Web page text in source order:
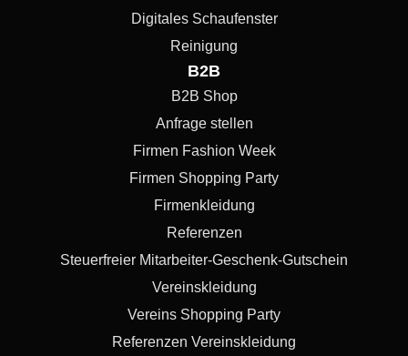
Digitales Schaufenster
Reinigung
B2B
B2B Shop
Anfrage stellen
Firmen Fashion Week
Firmen Shopping Party
Firmenkleidung
Referenzen
Steuerfreier Mitarbeiter-Geschenk-Gutschein
Vereinskleidung
Vereins Shopping Party
Referenzen Vereinskleidung